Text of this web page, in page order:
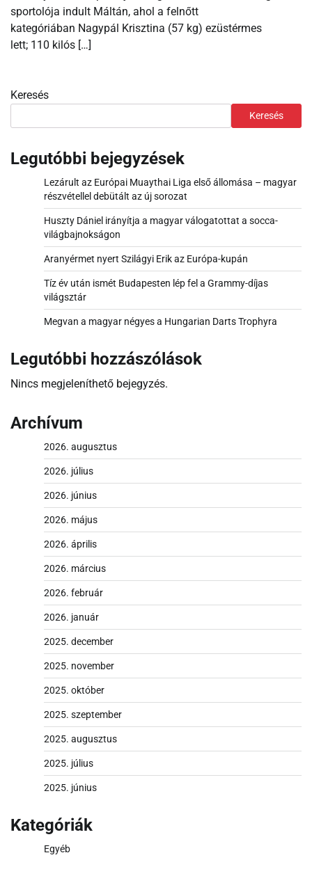
sportolója indult Máltán, ahol a felnőtt
kategóriában Nagypál Krisztina (57 kg) ezüstérmes
lett; 110 kilós […]
Keresés
Keresés
Legutóbbi bejegyzések
Lezárult az Európai Muaythai Liga első állomása – magyar
részvétellel debütált az új sorozat
Huszty Dániel irányítja a magyar válogatottat a socca-
világbajnokságon
Aranyérmet nyert Szilágyi Erik az Európa-kupán
Tíz év után ismét Budapesten lép fel a Grammy-díjas
világsztár
Megvan a magyar négyes a Hungarian Darts Trophyra
Legutóbbi hozzászólások
Nincs megjeleníthető bejegyzés.
Archívum
2026. augusztus
2026. július
2026. június
2026. május
2026. április
2026. március
2026. február
2026. január
2025. december
2025. november
2025. október
2025. szeptember
2025. augusztus
2025. július
2025. június
Kategóriák
Egyéb